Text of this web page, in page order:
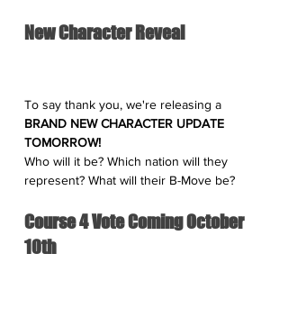
New Character Reveal
To say thank you, we're releasing a
BRAND NEW CHARACTER UPDATE
TOMORROW!
Who will it be? Which nation will they
represent? What will their B-Move be?
Course 4 Vote Coming October
10th